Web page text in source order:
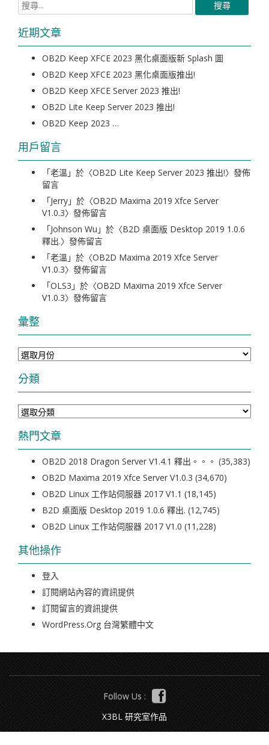
近期文章
OB2D Keep XFCE 2023 黑化桌面版新 Splash 圖
OB2D Keep XFCE 2023 黑化桌面版推出!
OB2D Keep XFCE Server 2023 推出!
OB2D Lite Keep Server 2023 推出!
OB2D Keep 2023 …
用戶留言
「老溫 」於〈OB2D Lite Keep Server 2023 推出!〉發佈
留言
「Jerry」於〈OB2D Maxima 2019 Xfce Server
V1.0.3〉發佈留言
「Johnson Wu 」於〈B2D 桌面版 Desktop 2019 1.0.6
釋出.〉發佈留言
「老溫 」於〈OB2D Maxima 2019 Xfce Server
V1.0.3〉發佈留言
「OLS3 」於〈OB2D Maxima 2019 Xfce Server
V1.0.3〉發佈留言
彙整
彙
整
分類
分
類
熱門文章
OB2D 2018 Dragon Server V1.4.1 釋出。。。 (35,383)
OB2D Maxima 2019 Xfce Server V1.0.3 (34,670)
OB2D Linux 工作站伺服器 2017 V1.1 (18,145)
B2D 桌面版 Desktop 2019 1.0.6 釋出. (12,745)
OB2D Linux 工作站伺服器 2017 V1.0 (11,228)
其他操作
登入
訂閱網站內容的資訊提供
訂閱留言的資訊提供
WordPress.org 台灣繁體中文
Follow Us :
X3BL 研究室作品